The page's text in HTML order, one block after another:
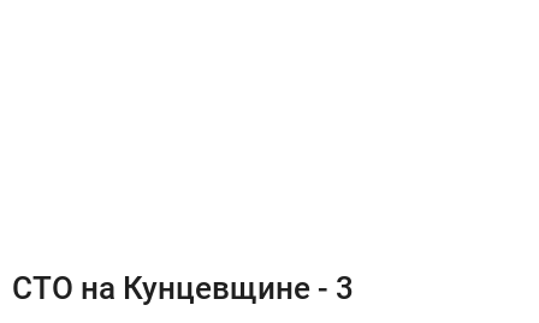
СТО на Кунцевщине - 3